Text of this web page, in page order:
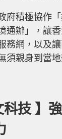
府積極協作
通辦」，讓
務網，以及
須親身到當
技 】